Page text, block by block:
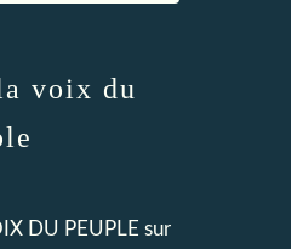
voix du
DU PEUPLE sur